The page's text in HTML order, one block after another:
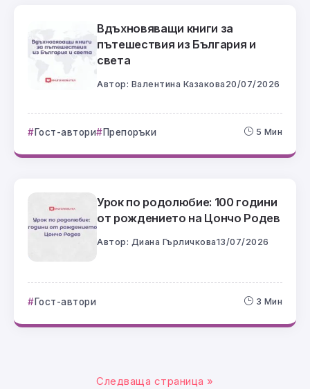
Вдъхновяващи книги за
пътешествия из България и
света
Автор: Валентина Казакова 20/07/2026
Гост-автори Препоръки 5 Мин
Урок по родолюбие: 100 години
от рождението на Цончо Родев
Автор: Диана Гърличкова13/07/2026
Гост-автори 3 Мин
Следваща страница »